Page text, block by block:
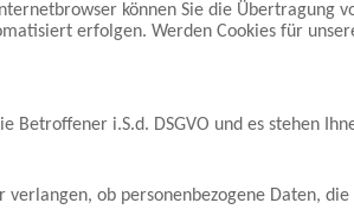
können Sie die Übertragung
erfolgen. Werden Cookies für
Betroffener i.S.d. DSGVO und es stehen
ob personenbezogene Daten,